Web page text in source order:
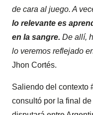
de cara al juego. A
lo relevante es
en la sangre. De allí,
lo veremos reflejado
Jhon Cortés.
Saliendo del contexto
consultó por la final